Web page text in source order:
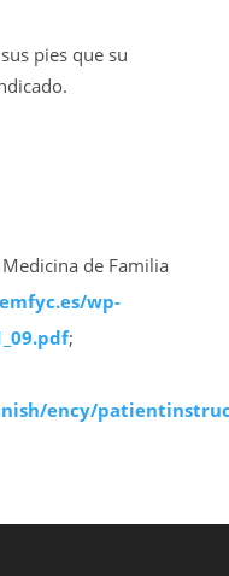
pies que su
de Familia
wp-
;
ency/